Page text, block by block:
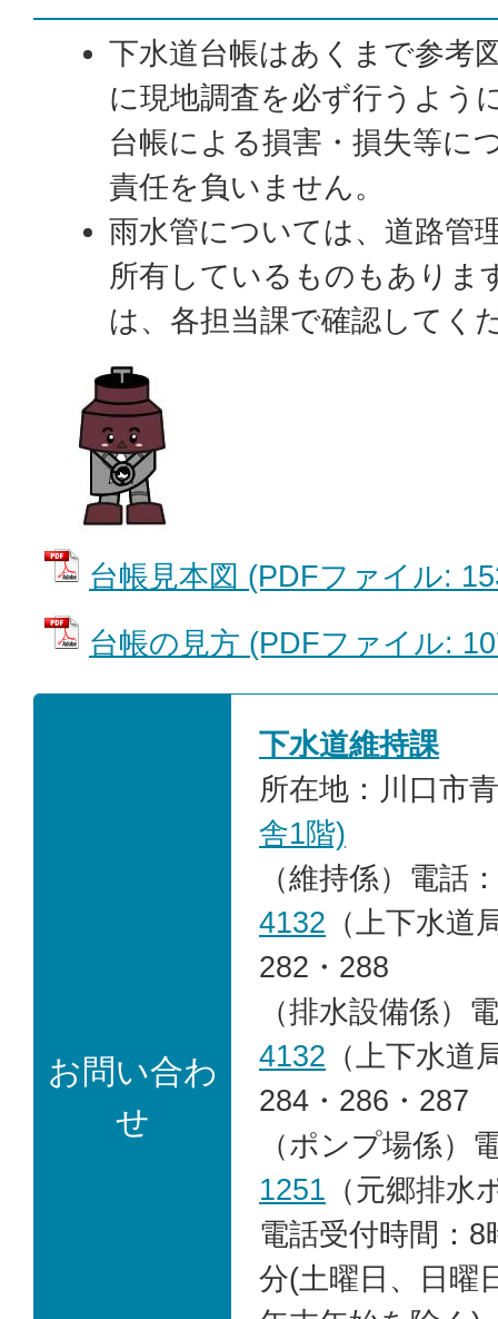
下水道台帳はあくまで参考
に現地調査を必ず行うよう
台帳による損害・損失等に
責任を負いません。
雨水管については、道路管
所有しているものもありま
は、各担当課で確認してく
台帳見本図 (PDFファイル:
台帳の見方 (PDFファイル:
お問い合わ
せ
下水道維持課
所在地：川口市
舎1階)
（維持係）電話：
4132 （上下水道
282・288
（排水設備係）
4132 （上下水道
284・286・287
（ポンプ場係）
1251 （元郷排水
電話受付時間：
分(土曜日、日曜